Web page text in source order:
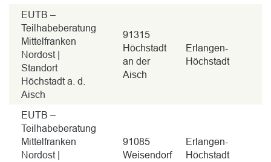
EUTB –
Teilhabeberatung
Mittelfranken
Nordost |
Standort
Höchstadt a. d.
Aisch
91315
Höchstadt
an der
Aisch
Erlangen-
Höchstadt
EUTB –
Teilhabeberatung
Mittelfranken
Nordost |
91085
Weisendorf
Erlangen-
Höchstadt